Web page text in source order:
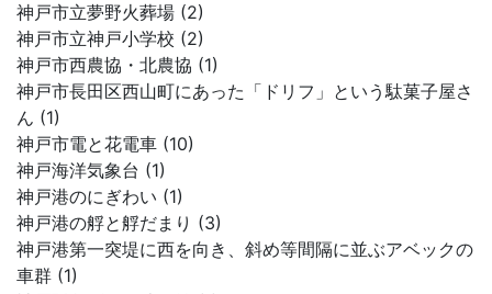
神戸市立夢野火葬場 (2)
神戸市立神戸小学校 (2)
神戸市西農協・北農協 (1)
神戸市長田区西山町にあった「ドリフ」という駄菓子屋さ
ん (1)
神戸市電と花電車 (10)
神戸海洋気象台 (1)
神戸港のにぎわい (1)
神戸港の艀と艀だまり (3)
神戸港第一突堤に西を向き、斜め等間隔に並ぶアベックの
車群 (1)